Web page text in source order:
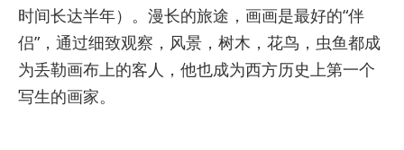
时间长达半年）。漫长的旅途，画画是最好的“伴
侣”，通过细致观察，风景，树木，花鸟，虫鱼都成
为丢勒画布上的客人，他也成为西方历史上第一个
写生的画家。